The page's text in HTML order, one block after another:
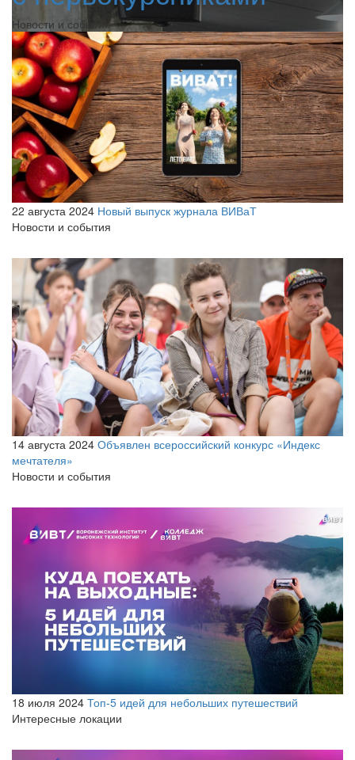
Новости и события
22 августа 2024 Новый выпуск журнала ВИВаТ
Новости и события
14 августа 2024 Объявлен всероссийский конкурс «Индекс
мечтателя»
Новости и события
18 июля 2024 Топ-5 идей для небольших путешествий
Интересные локации